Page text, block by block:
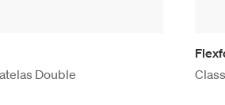
Double